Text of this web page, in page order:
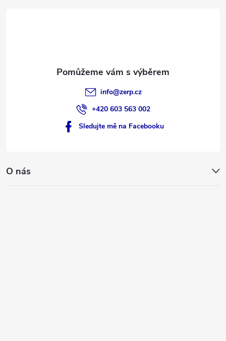
info@zerp.cz
+420 603 563 002
Sledujte mě na Facebooku
O nás